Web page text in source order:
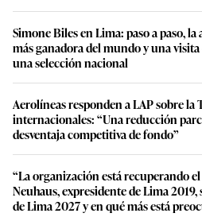
Simone Biles en Lima: paso a paso,
más ganadora del mundo y una
una selección nacional
Aerolíneas responden a LAP sobre la
internacionales: “Una reducción
desventaja competitiva de fondo”
“La organización está recuperando
Neuhaus, expresidente de Lima
de Lima 2027 y en qué más está